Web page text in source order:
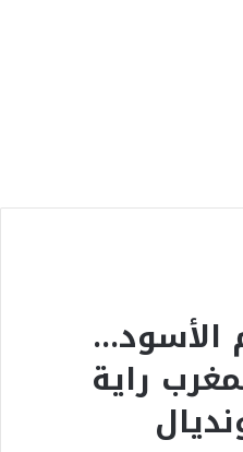
الأسود…
راية